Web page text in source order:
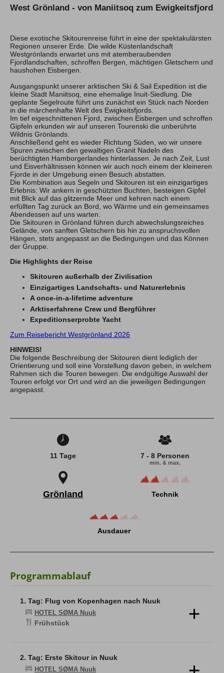
Hochtouren 1:1
Hochtourenkurse
Hike & Fly
Klettern
Kletterreisen
Kletterkurse
Klettersteige
Klettersteig Tagestouren
Klettersteig Mehrtage
Klettersteigkurse
Wandern
Wandern Weltweit
Wandern Selfguided
Allgäuer Gipfelwelten
Winter
Sommer
Über uns
Team
Newsletter
Blog
Partner & Freunde
West Grönland - von Maniitsoq zum Ewigkeitsfjord
Diese exotische Skitourenreise führt in eine der spektakulärsten
Regionen unserer Erde. Die wilde Küstenlandschaft
Westgrönlands erwartet uns mit atemberaubenden
Fjordlandschaften, schroffen Bergen, mächtigen Gletschern und
haushohen Eisbergen.
Ausgangspunkt unserer arktischen Ski & Sail Expedition ist die
kleine Stadt Maniitsoq, eine ehemalige Inuit-Siedlung. Die
geplante Segelroute führt uns zunächst ein Stück nach Norden
in die märchenhafte Welt des Ewigkeitsfjords.
Im tief eigeschnittenen Fjord, zwischen Eisbergen und schroffen
Gipfeln erkunden wir auf unseren Tourenski die unberührte
Wildnis Grönlands.
Anschließend geht es wieder Richtung Süden, wo wir unsere
Spuren zwischen den gewaltigen Granit Nadeln des
berüchtigten Hamborgerlandes hinterlassen. Je nach Zeit, Lust
und Eisverhältnissen können wir auch noch einem der kleineren
Fjorde in der Umgebung einen Besuch abstatten.
Die Kombination aus Segeln und Skitouren ist ein einzigartiges
Erlebnis: Wir ankern in geschützten Buchten, besteigen Gipfel
mit Blick auf das glitzernde Meer und kehren nach einem
erfüllten Tag zurück an Bord, wo Wärme und ein gemeinsames
Abendessen auf uns warten.
Die Skitouren in Grönland führen durch abwechslungsreiches
Gelände, von sanften Gletschern bis hin zu anspruchsvollen
Hängen, stets angepasst an die Bedingungen und das Können
der Gruppe.
Die Highlights der Reise
Skitouren außerhalb der Zivilisation
Einzigartiges Landschafts- und Naturerlebnis
A once-in-a-lifetime adventure
Arktiserfahrene Crew und Bergführer
Expeditionserprobte Yacht
Zum Reisebericht Westgrönland 2026
HINWEIS!
Die folgende Beschreibung der Skitouren dient lediglich der
Orientierung und soll eine Vorstellung davon geben, in welchem
Rahmen sich die Touren bewegen. Die endgültige Auswahl der
Touren erfolgt vor Ort und wird an die jeweiligen Bedingungen
angepasst.
11 Tage 7 - 8 Personen
min. & max.
Grönland Technik
Ausdauer
Programmablauf
1. Tag: Flug von Kopenhagen nach Nuuk
HOTEL SØMA Nuuk
Frühstück
Weiterflug in der Gruppe nach Nuuk, der Hauptstadt
Grönlands. Am Nachmittag ist Zeit für einen kleinen
2. Tag: Erste Skitour in Nuuk
HOTEL SØMA Nuuk